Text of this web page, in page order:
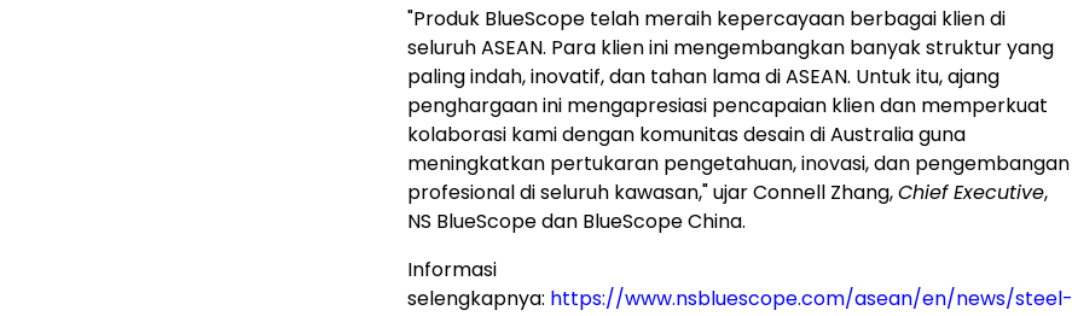
"Produk BlueScope telah meraih kepercayaan berbagai klien di
seluruh ASEAN. Para klien ini mengembangkan banyak struktur yang
paling indah, inovatif, dan tahan lama di ASEAN. Untuk itu, ajang
penghargaan ini mengapresiasi pencapaian klien dan memperkuat
kolaborasi kami dengan komunitas desain diAustraliaguna
meningkatkan pertukaran pengetahuan, inovasi, dan pengembangan
profesional di seluruh kawasan," ujarConnell Zhang,Chief Executive,
NS BlueScope dan BlueScope China.
Informasi
selengkapnya: https://www.nsbluescope.com/asean/en/news/steel-